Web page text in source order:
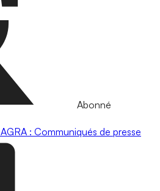
Abonné
AGRA : Communiqués de presse